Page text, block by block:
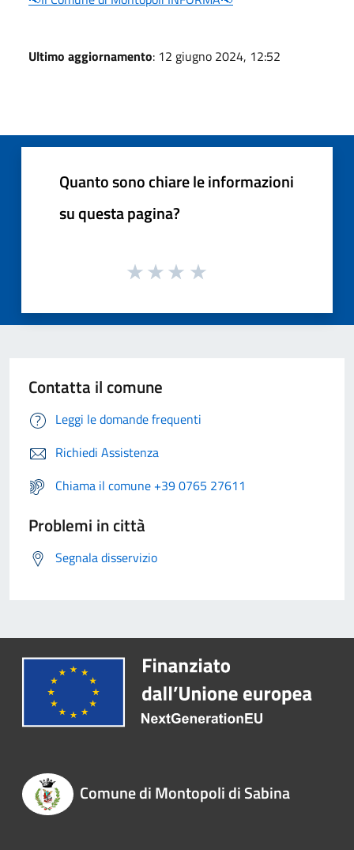
Ultimo aggiornamento: 12 giugno 2024, 12:52
Quanto sono chiare le informazioni
su questa pagina?
Contatta il comune
Leggi le domande frequenti
Richiedi Assistenza
Chiama il comune +39 0765 27611
Problemi in città
Segnala disservizio
Comune di Montopoli di Sabina